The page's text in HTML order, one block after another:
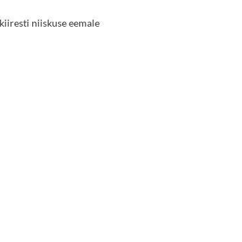
niiskuse eemale